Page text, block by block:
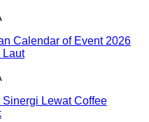
Calendar of Event 2026
Laut
Sinergi Lewat Coffee